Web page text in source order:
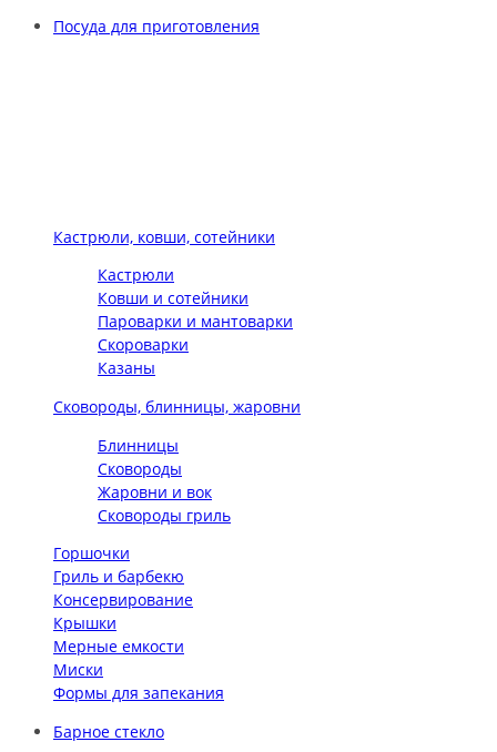
Посуда для приготовления
Кастрюли, ковши, сотейники
Кастрюли
Ковши и сотейники
Пароварки и мантоварки
Скороварки
Казаны
Сковороды, блинницы, жаровни
Блинницы
Сковороды
Жаровни и вок
Сковороды гриль
Горшочки
Гриль и барбекю
Консервирование
Крышки
Мерные емкости
Миски
Формы для запекания
Барное стекло